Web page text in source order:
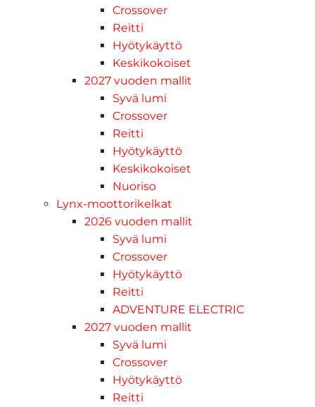
Crossover
Reitti
Hyötykäyttö
Keskikokoiset
2027 vuoden mallit
Syvä lumi
Crossover
Reitti
Hyötykäyttö
Keskikokoiset
Nuoriso
Lynx-moottorikelkat
2026 vuoden mallit
Syvä lumi
Crossover
Hyötykäyttö
Reitti
ADVENTURE ELECTRIC
2027 vuoden mallit
Syvä lumi
Crossover
Hyötykäyttö
Reitti